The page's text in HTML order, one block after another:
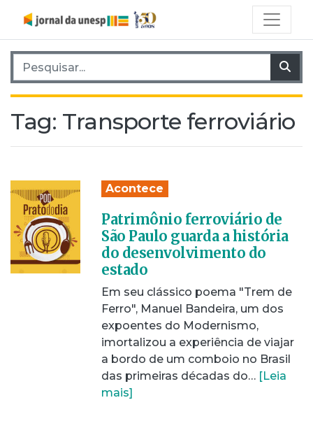
Pesquisar por:
Tag: Transporte ferroviário
Acontece
Patrimônio ferroviário de
São Paulo guarda a história
do desenvolvimento do
estado
Em seu clássico poema "Trem de
Ferro", Manuel Bandeira, um dos
expoentes do Modernismo,
imortalizou a experiência de viajar
a bordo de um comboio no Brasil
das primeiras décadas do… [Leia
mais]